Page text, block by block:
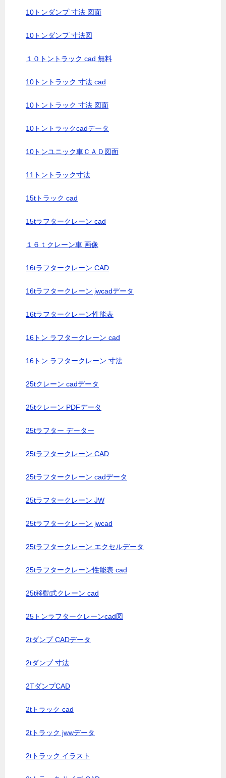
10トンダンプ 寸法 図面
10トンダンプ 寸法図
１０トントラック cad 無料
10トントラック 寸法 cad
10トントラック 寸法 図面
10トントラックcadデータ
10トンユニック車ＣＡＤ図面
11トントラック寸法
15tトラック cad
15tラフタークレーン cad
１６ｔクレーン車 画像
16tラフタークレーン CAD
16tラフタークレーン jwcadデータ
16tラフタークレーン性能表
16トン ラフタークレーン cad
16トン ラフタークレーン 寸法
25tクレーン cadデータ
25tクレーン PDFデータ
25tラフター データー
25tラフタークレーン CAD
25tラフタークレーン cadデータ
25tラフタークレーン JW
25tラフタークレーン jwcad
25tラフタークレーン エクセルデータ
25tラフタークレーン性能表 cad
25t移動式クレーン cad
25トンラフタークレーンcad図
2tダンプ CADデータ
2tダンプ 寸法
2TダンプCAD
2tトラック cad
2tトラック jwwデータ
2tトラック イラスト